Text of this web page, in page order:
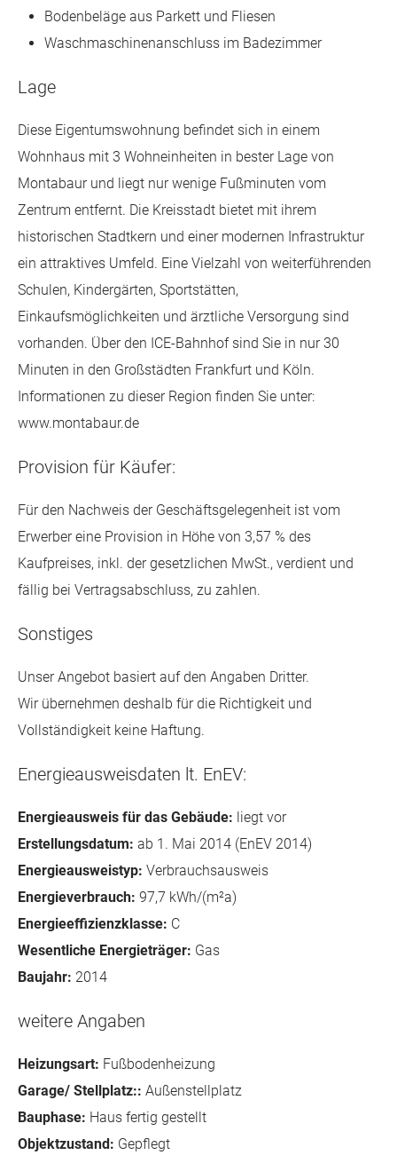
Bodenbeläge aus Parkett und Fliesen
Waschmaschinenanschluss im Badezimmer
Lage
Diese Eigentumswohnung befindet sich in einem
Wohnhaus mit 3 Wohneinheiten in bester Lage von
Montabaur und liegt nur wenige Fußminuten vom
Zentrum entfernt. Die Kreisstadt bietet mit ihrem
historischen Stadtkern und einer modernen Infrastruktur
ein attraktives Umfeld. Eine Vielzahl von weiterführenden
Schulen, Kindergärten, Sportstätten,
Einkaufsmöglichkeiten und ärztliche Versorgung sind
vorhanden. Über den ICE-Bahnhof sind Sie in nur 30
Minuten in den Großstädten Frankfurt und Köln.
Informationen zu dieser Region finden Sie unter:
www.montabaur.de
Provision für Käufer:
Für den Nachweis der Geschäftsgelegenheit ist vom
Erwerber eine Provision in Höhe von 3,57 % des
Kaufpreises, inkl. der gesetzlichen MwSt., verdient und
fällig bei Vertragsabschluss, zu zahlen.
Sonstiges
Unser Angebot basiert auf den Angaben Dritter.
Wir übernehmen deshalb für die Richtigkeit und
Vollständigkeit keine Haftung.
Energieausweisdaten lt. EnEV:
Energieausweis für das Gebäude: liegt vor
Erstellungsdatum: ab 1. Mai 2014 (EnEV 2014)
Energieausweistyp: Verbrauchsausweis
Energieverbrauch: 97,7 kWh/(m²a)
Energieeffizienzklasse: C
Wesentliche Energieträger: Gas
Baujahr: 2014
weitere Angaben
Heizungsart: Fußbodenheizung
Garage/ Stellplatz:: Außenstellplatz
Bauphase: Haus fertig gestellt
Objektzustand: Gepflegt